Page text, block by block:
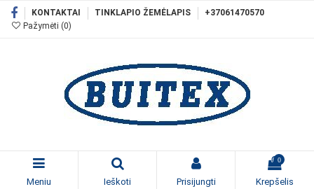
KONTAKTAI TINKLAPIO ŽEMĖLAPIS
+37061470570
Pažymėti (0)
Meniu Ieškoti Prisijungti
0
Krepšelis